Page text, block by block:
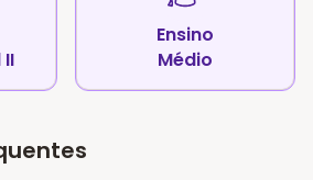
Ensino
Médio